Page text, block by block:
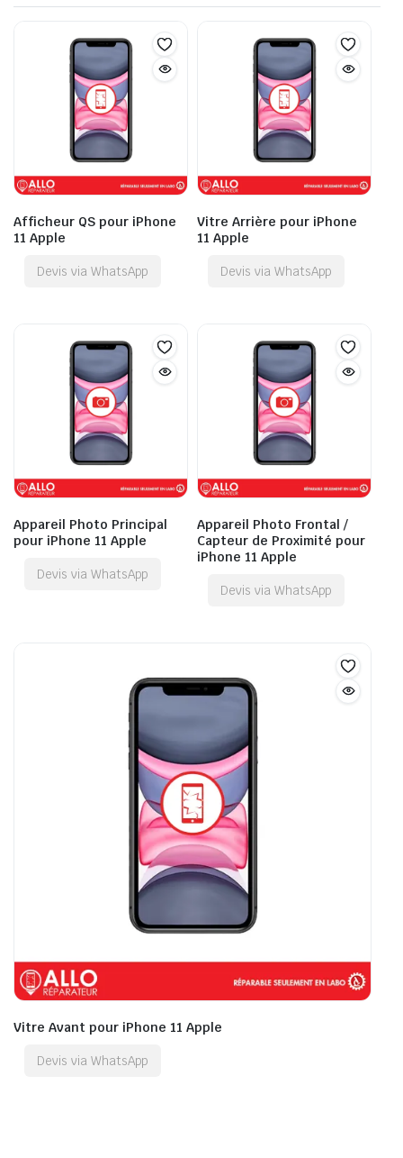
Afficheur QS pour iPhone
11 Apple
Devis via WhatsApp
Vitre Arrière pour iPhone
11 Apple
Devis via WhatsApp
Appareil Photo Principal
pour iPhone 11 Apple
Devis via WhatsApp
Appareil Photo Frontal /
Capteur de Proximité pour
iPhone 11 Apple
Devis via WhatsApp
Vitre Avant pour iPhone 11 Apple
Devis via WhatsApp